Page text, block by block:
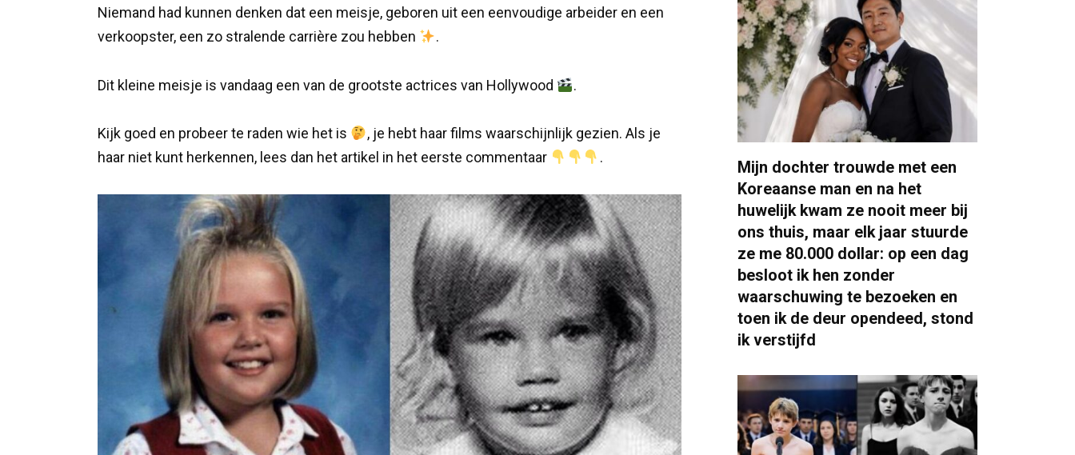
Niemand had kunnen denken dat een meisje, geboren uit een eenvoudige arbeider en een
verkoopster, een zo stralende carrière zou hebben
.
Dit kleine meisje is vandaag een van de grootste actrices van Hollywood .
Kijk goed en probeer te raden wie het is
, je hebt haar films waarschijnlijk gezien. Als je
haar niet kunt herkennen, lees dan het artikel in het eerste commentaar
.
Mijn dochter trouwde met een
Koreaanse man en na het
huwelijk kwam ze nooit meer bij
ons thuis, maar elk jaar stuurde
ze me 80.000 dollar: op een dag
besloot ik hen zonder
waarschuwing te bezoeken en
toen ik de deur opendeed, stond
ik verstijfd